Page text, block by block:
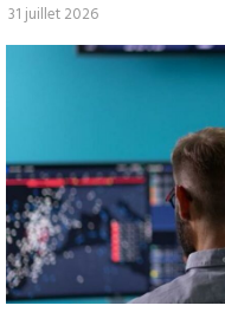
31 juillet 2026